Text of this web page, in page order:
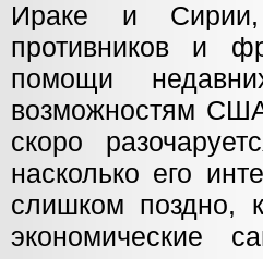
Ираке и Сирии,
противников и
помощи
возможностям
скоро
насколько его
слишком поздно,
экономические